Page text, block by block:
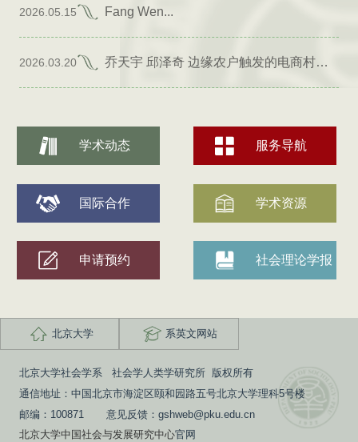
2026.05.15 Fang Wen...
2026.03.20 乔天宇 邱泽奇 边缘农户触发的电商村形成
学术动态 服务导航
国际合作 学术资源
申请预约 社会理论学报
北京大学 系英文网站
北京大学社会学系 社会学人类学研究所 版权所有
通信地址：中国北京市海淀区颐和园路五号北京大学理科5号楼
邮编：100871 意见反馈：gshweb@pku.edu.cn
北京大学中国社会与发展研究中心官网